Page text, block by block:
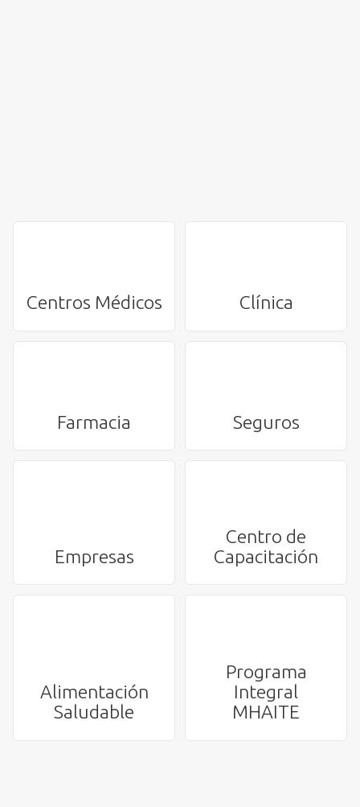
Centros Médicos Clínica
Farmacia Seguros
Empresas
Centro de
Capacitación
Alimentación
Saludable
Programa
Integral
MHAITE